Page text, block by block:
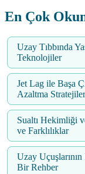
En Çok
Uzay Tıbbında
Teknolojiler
Jet Lag ile Başa
Azaltma
Sualtı Hekimliği
ve Farklılıklar
Uzay
Bir Rehber